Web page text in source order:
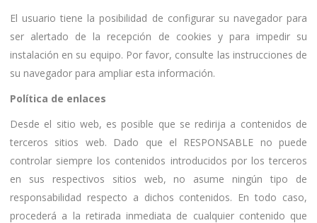
El usuario tiene la posibilidad de configurar su navegador para
ser alertado de la recepción de cookies y para impedir su
instalación en su equipo. Por favor, consulte las instrucciones de
su navegador para ampliar esta información.
Política de enlaces
Desde el sitio web, es posible que se redirija a contenidos de
terceros sitios web. Dado que el RESPONSABLE no puede
controlar siempre los contenidos introducidos por los terceros
en sus respectivos sitios web, no asume ningún tipo de
responsabilidad respecto a dichos contenidos. En todo caso,
procederá a la retirada inmediata de cualquier contenido que